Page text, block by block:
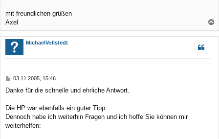
mit freundlichen grüßen
Axel
a
MichaelVollstedt
B
i
r
a
g
03.11.2005, 15:46
Danke für die schnelle und ehrliche Antwort.
Die HP war ebenfalls ein guter Tipp.
Dennoch habe ich weiterhin Fragen und ich hoffe Sie können mir
weiterhelfen: